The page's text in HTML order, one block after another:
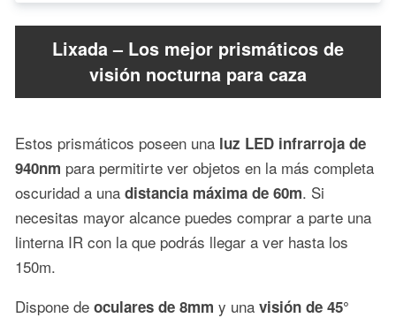
Lixada – Los mejor prismáticos de
visión nocturna para caza
Estos prismáticos poseen una luz LED infrarroja de
940nm para permitirte ver objetos en la más completa
oscuridad a una distancia máxima de 60m. Si
necesitas mayor alcance puedes comprar a parte una
linterna IR con la que podrás llegar a ver hasta los
150m.
Dispone de oculares de 8mm y una visión de 45°